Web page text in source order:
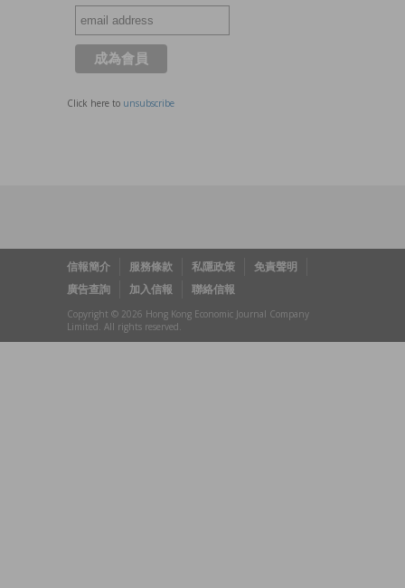
Click here to unsubscribe
信報簡介 服務條款 私隱政策
免責聲明
廣告查詢
加入信報 聯絡信報
Copyright © 2026 Hong Kong Economic Journal Company
Limited. All rights reserved.